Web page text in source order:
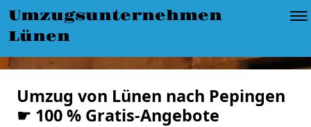
Umzugsunternehmen
Lünen
Umzug von Lünen nach Pepingen
☛ 100 % Gratis-Angebote